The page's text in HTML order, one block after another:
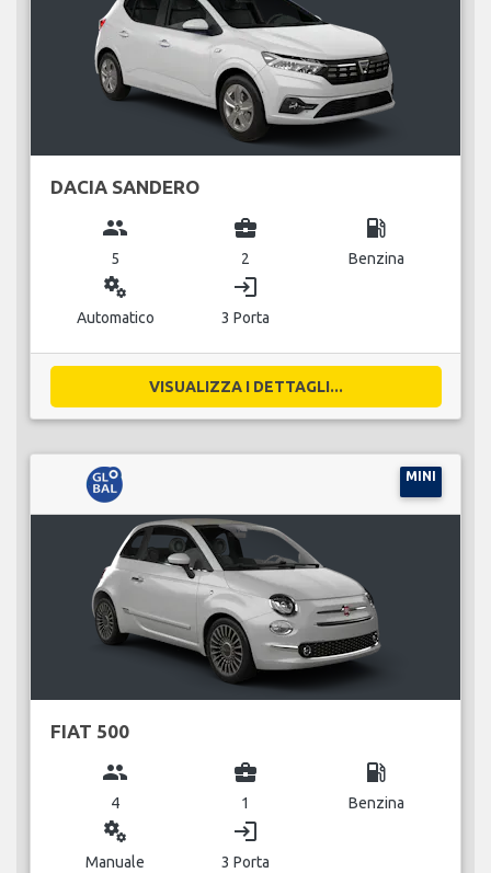
DACIA SANDERO
group
5
business_center
2
local_gas_station
Benzina
miscellaneous_services
Automatico
login
3 Porta
VISUALIZZA I DETTAGLI...
MINI
FIAT 500
group
4
business_center
1
local_gas_station
Benzina
miscellaneous_services
Manuale
login
3 Porta